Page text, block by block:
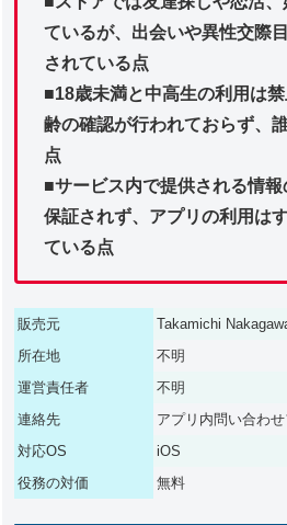
ているが、出会いや異性交際
されている点
■18歳未満と中高生の利用は
齢の確認が行われておらず、
点
■サービス内で提供される情
保証されず、アプリの利用は
ている点
販売元
Takamichi
所在地
不明
運営責任者
不明
連絡先
アプリ内問い合わ
対応OS
iOS
役務の対価
無料